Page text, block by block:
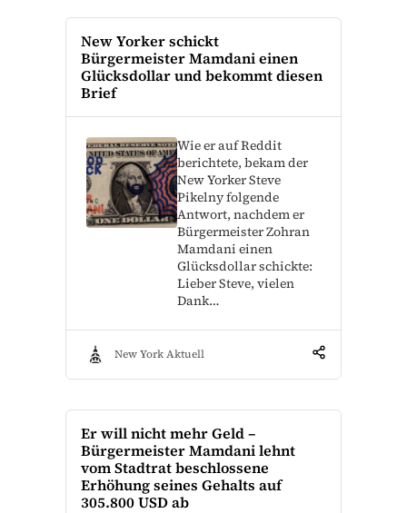
New Yorker schickt
Bürgermeister Mamdani einen
Glücksdollar und bekommt diesen
Brief
Wie er auf Reddit
berichtete, bekam der
New Yorker Steve
Pikelny folgende
Antwort, nachdem er
Bürgermeister Zohran
Mamdani einen
Glücksdollar schickte:
Lieber Steve, vielen
Dank…
New York Aktuell
Er will nicht mehr Geld –
Bürgermeister Mamdani lehnt
vom Stadtrat beschlossene
Erhöhung seines Gehalts auf
305.800 USD ab